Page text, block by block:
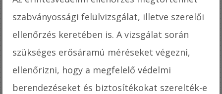
szabványossági felülvizsgálat, illetve szerelői
ellenőrzés keretében is. A vizsgálat során
szükséges erősáramú méréseket végezni,
ellenőrizni, hogy a megfelelő védelmi
berendezéseket és biztosítékokat szerelték-e